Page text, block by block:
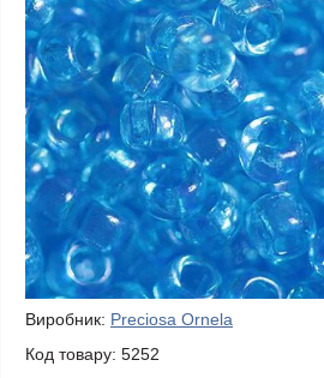
Виробник: Preciosa Ornela
Код товару: 5252